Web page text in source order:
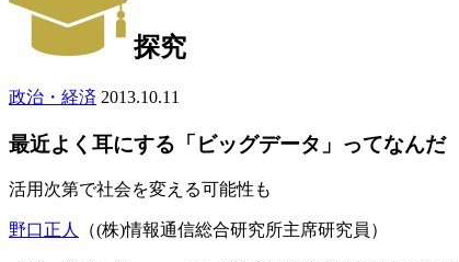
探究
政治・経済 2013.10.11
最近よく耳にする「ビッグデータ」ってなんだ
活用次第で社会を変える可能性も
野口正人 （(株)情報通信総合研究所主席研究員）